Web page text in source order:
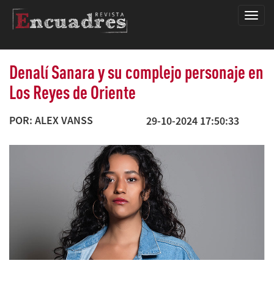
Denalí Sanara y su complejo personaje en
Los Reyes de Oriente
POR: ALEX VANSS 29-10-2024 17:50:33